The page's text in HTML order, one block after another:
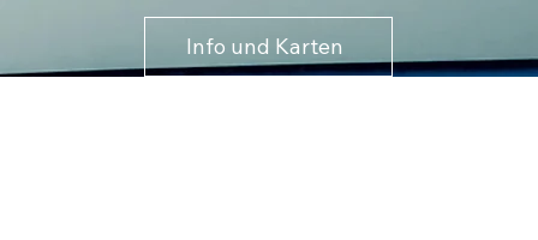
Info und Karten